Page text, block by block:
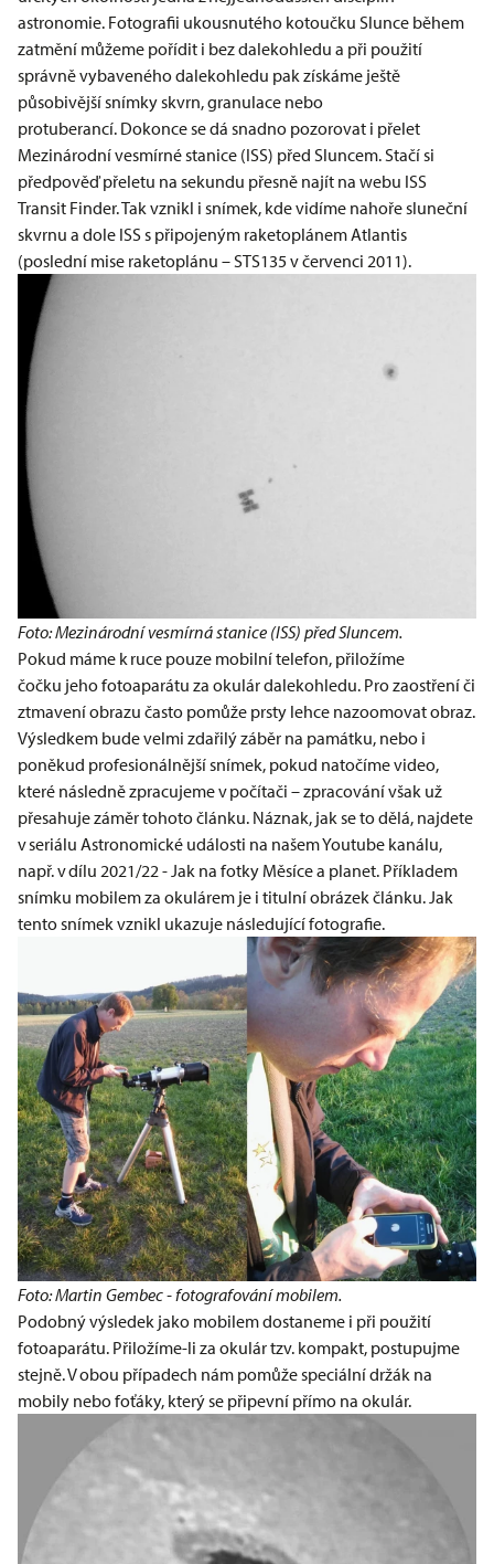
astronomie. Fotografii ukousnutého kotoučku Slunce během
zatmění můžeme pořídit i bez dalekohledu a při použití
správně vybaveného dalekohledu pak získáme ještě
působivější snímky skvrn, granulace nebo
protuberancí. Dokonce se dá snadno pozorovat i přelet
Mezinárodní vesmírné stanice (ISS) před Sluncem. Stačí si
předpověď přeletu na sekundu přesně najít na webu ISS
Transit Finder. Tak vznikl i snímek, kde vidíme nahoře sluneční
skvrnu a dole ISS s připojeným raketoplánem Atlantis
(poslední mise raketoplánu – STS135 v červenci 2011).
Foto: Mezinárodní vesmírná stanice (ISS) před Sluncem.
Pokud máme k ruce pouze mobilní telefon, přiložíme
čočku jeho fotoaparátu za okulár dalekohledu. Pro zaostření či
ztmavení obrazu často pomůže prsty lehce nazoomovat obraz.
Výsledkem bude velmi zdařilý záběr na památku, nebo i
poněkud profesionálnější snímek, pokud natočíme video,
které následně zpracujeme v počítači – zpracování však už
přesahuje záměr tohoto článku. Náznak, jak se to dělá, najdete
v seriálu Astronomické události na našem Youtube kanálu,
např. v dílu 2021/22 -Jak na fotky Měsíce a planet. Příkladem
snímku mobilem za okulárem je i titulní obrázek článku. Jak
tento snímek vznikl ukazuje následující fotografie.
Foto: Martin Gembec - fotografování mobilem.
Podobný výsledek jako mobilem dostaneme i při použití
fotoaparátu. Přiložíme-li za okulár tzv. kompakt, postupujme
stejně. V obou případech nám pomůže speciální držák na
mobily nebo foťáky, který se připevní přímo na okulár.